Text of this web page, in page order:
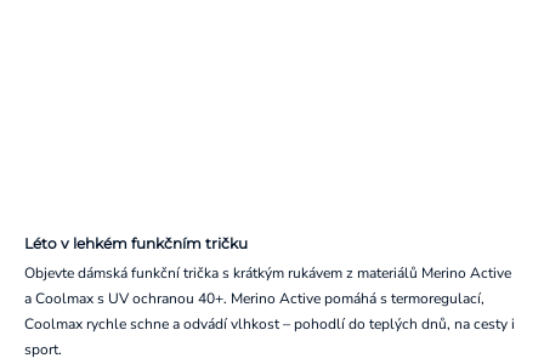
Léto v lehkém funkčním tričku
Objevte dámská funkční trička s krátkým rukávem z materiálů Merino Active
a Coolmax s UV ochranou 40+. Merino Active pomáhá s termoregulací,
Coolmax rychle schne a odvádí vlhkost – pohodlí do teplých dnů, na cesty i
sport.